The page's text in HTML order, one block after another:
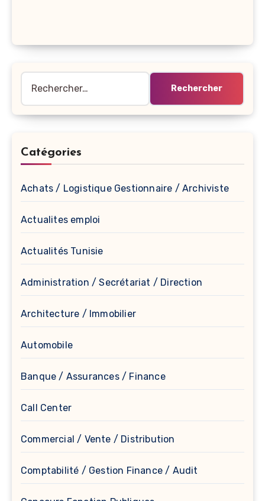
Catégories
Achats / Logistique Gestionnaire / Archiviste
Actualites emploi
Actualités Tunisie
Administration / Secrétariat / Direction
Architecture / Immobilier
Automobile
Banque / Assurances / Finance
Call Center
Commercial / Vente / Distribution
Comptabilité / Gestion Finance / Audit